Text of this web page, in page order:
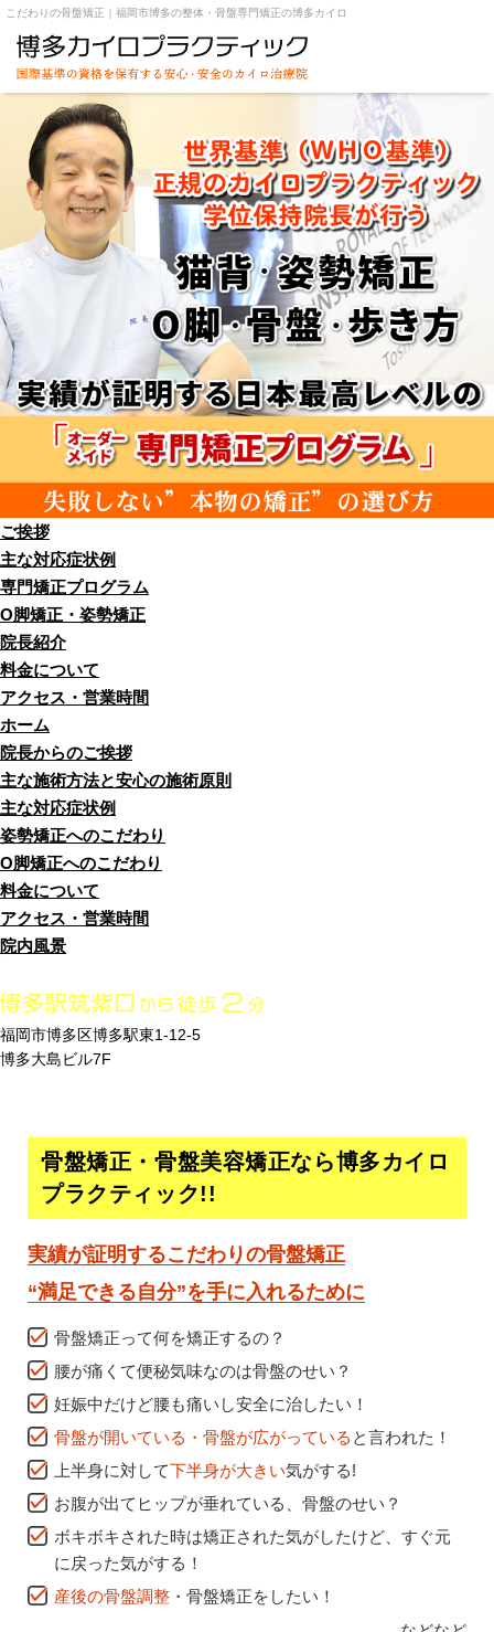
こだわりの骨盤矯正｜福岡市博多の整体・骨盤専門矯正の博多カイロ
ご挨拶
主な対応症状例
専門矯正プログラム
O脚矯正・姿勢矯正
院長紹介
料金について
アクセス・営業時間
ホーム
院長からのご挨拶
主な施術方法と安心の施術原則
主な対応症状例
姿勢矯正へのこだわり
O脚矯正へのこだわり
料金について
アクセス・営業時間
院内風景
福岡市博多区博多駅東1-12-5
博多大島ビル7F
骨盤矯正・骨盤美容矯正なら博多カイロ
プラクティック!!
実績が証明するこだわりの骨盤矯正
“満足できる自分”を手に入れるために
骨盤矯正って何を矯正するの？
腰が痛くて便秘気味なのは骨盤のせい？
妊娠中だけど腰も痛いし安全に治したい！
骨盤が開いている・骨盤が広がっている と言われた！
上半身に対して下半身が大きい気がする!
お腹が出てヒップが垂れている、骨盤のせい？
ボキボキされた時は矯正された気がしたけど、すぐ元
に戻った気がする！
産後の骨盤調整 ・骨盤矯正をしたい！